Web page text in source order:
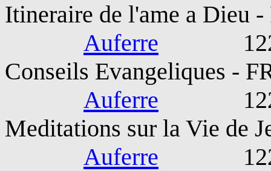
Itineraire de l'ame a Dieu
Auferre 1221-
Conseils Evangeliques -
Auferre 1221-
Meditations sur la Vie de
Auferre 1221-